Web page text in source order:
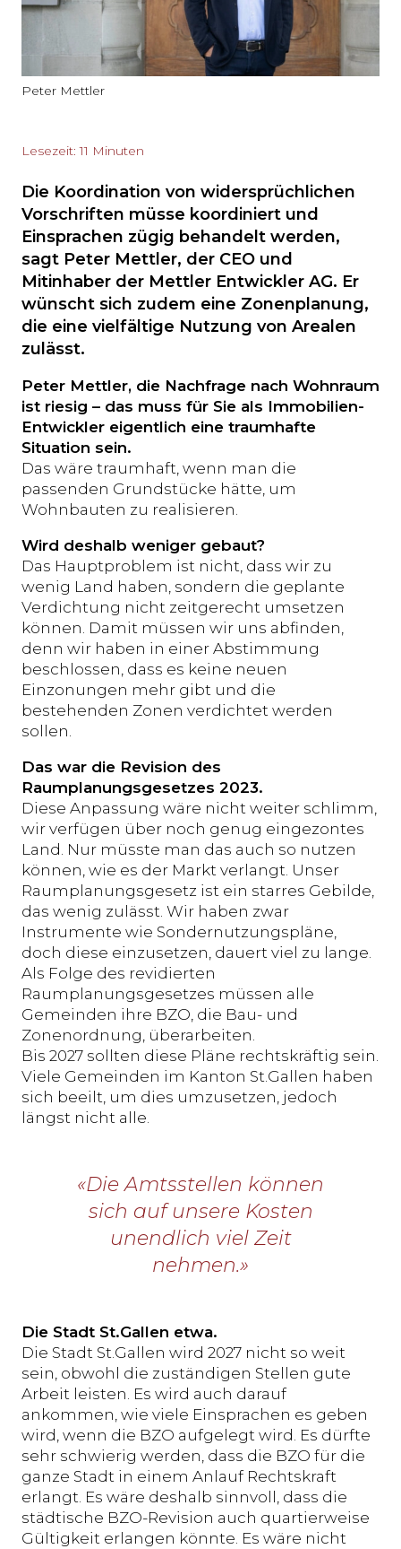
Peter Mettler
Lesezeit: 11 Minuten
Die Koordination von widersprüchlichen
Vorschriften müsse koordiniert und
Einsprachen zügig behandelt werden,
sagt Peter Mettler, der CEO und
Mitinhaber der Mettler Entwickler AG. Er
wünscht sich zudem eine Zonenplanung,
die eine vielfältige Nutzung von Arealen
zulässt.
Peter Mettler, die Nachfrage nach Wohnraum
ist riesig – das muss für Sie als Immobilien-
Entwickler eigentlich eine traumhafte
Situation sein.
Das wäre traumhaft, wenn man die
passenden Grundstücke hätte, um
Wohnbauten zu realisieren.
Wird deshalb weniger gebaut?
Das Hauptproblem ist nicht, dass wir zu
wenig Land haben, sondern die geplante
Verdichtung nicht zeitgerecht umsetzen
können. Damit müssen wir uns abfinden,
denn wir haben in einer Abstimmung
beschlossen, dass es keine neuen
Einzonungen mehr gibt und die
bestehenden Zonen verdichtet werden
sollen.
Das war die Revision des
Raumplanungsgesetzes 2023.
Diese Anpassung wäre nicht weiter schlimm,
wir verfügen über noch genug eingezontes
Land. Nur müsste man das auch so nutzen
können, wie es der Markt verlangt. Unser
Raumplanungsgesetz ist ein starres Gebilde,
das wenig zulässt. Wir haben zwar
Instrumente wie Sondernutzungspläne,
doch diese einzusetzen, dauert viel zu lange.
Als Folge des revidierten
Raumplanungsgesetzes müssen alle
Gemeinden ihre BZO, die Bau- und
Zonenordnung, überarbeiten.
Bis 2027 sollten diese Pläne rechtskräftig sein.
Viele Gemeinden im Kanton St.Gallen haben
sich beeilt, um dies umzusetzen, jedoch
längst nicht alle.
«Die Amtsstellen können
sich auf unsere Kosten
unendlich viel Zeit
nehmen.»
Die Stadt St.Gallen etwa.
Die Stadt St.Gallen wird 2027 nicht so weit
sein, obwohl die zuständigen Stellen gute
Arbeit leisten. Es wird auch darauf
ankommen, wie viele Einsprachen es geben
wird, wenn die BZO aufgelegt wird. Es dürfte
sehr schwierig werden, dass die BZO für die
ganze Stadt in einem Anlauf Rechtskraft
erlangt. Es wäre deshalb sinnvoll, dass die
städtische BZO-Revision auch quartierweise
Gültigkeit erlangen könnte. Es wäre nicht